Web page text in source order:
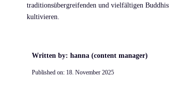
traditionsübergreifenden und vielfältigen
kultivieren.
Written by: hanna (content manager)
Published on: 18. November 2025